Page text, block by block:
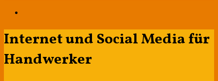
Internet und Social Media für
Handwerker